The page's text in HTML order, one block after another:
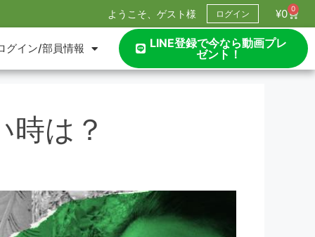
ようこそ、ゲスト様 ログイン ¥0 0
グイン/部員情報
LINE登録で今なら動画プレ
ゼント！
時は？